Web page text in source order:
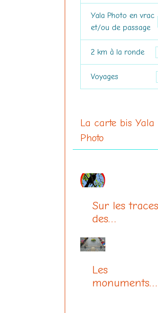
Yala Photo en vrac
et/ou de passage
2 km à la ronde
Voyages
La carte bis Yala
Photo
Sur les traces
des
Les
monuments